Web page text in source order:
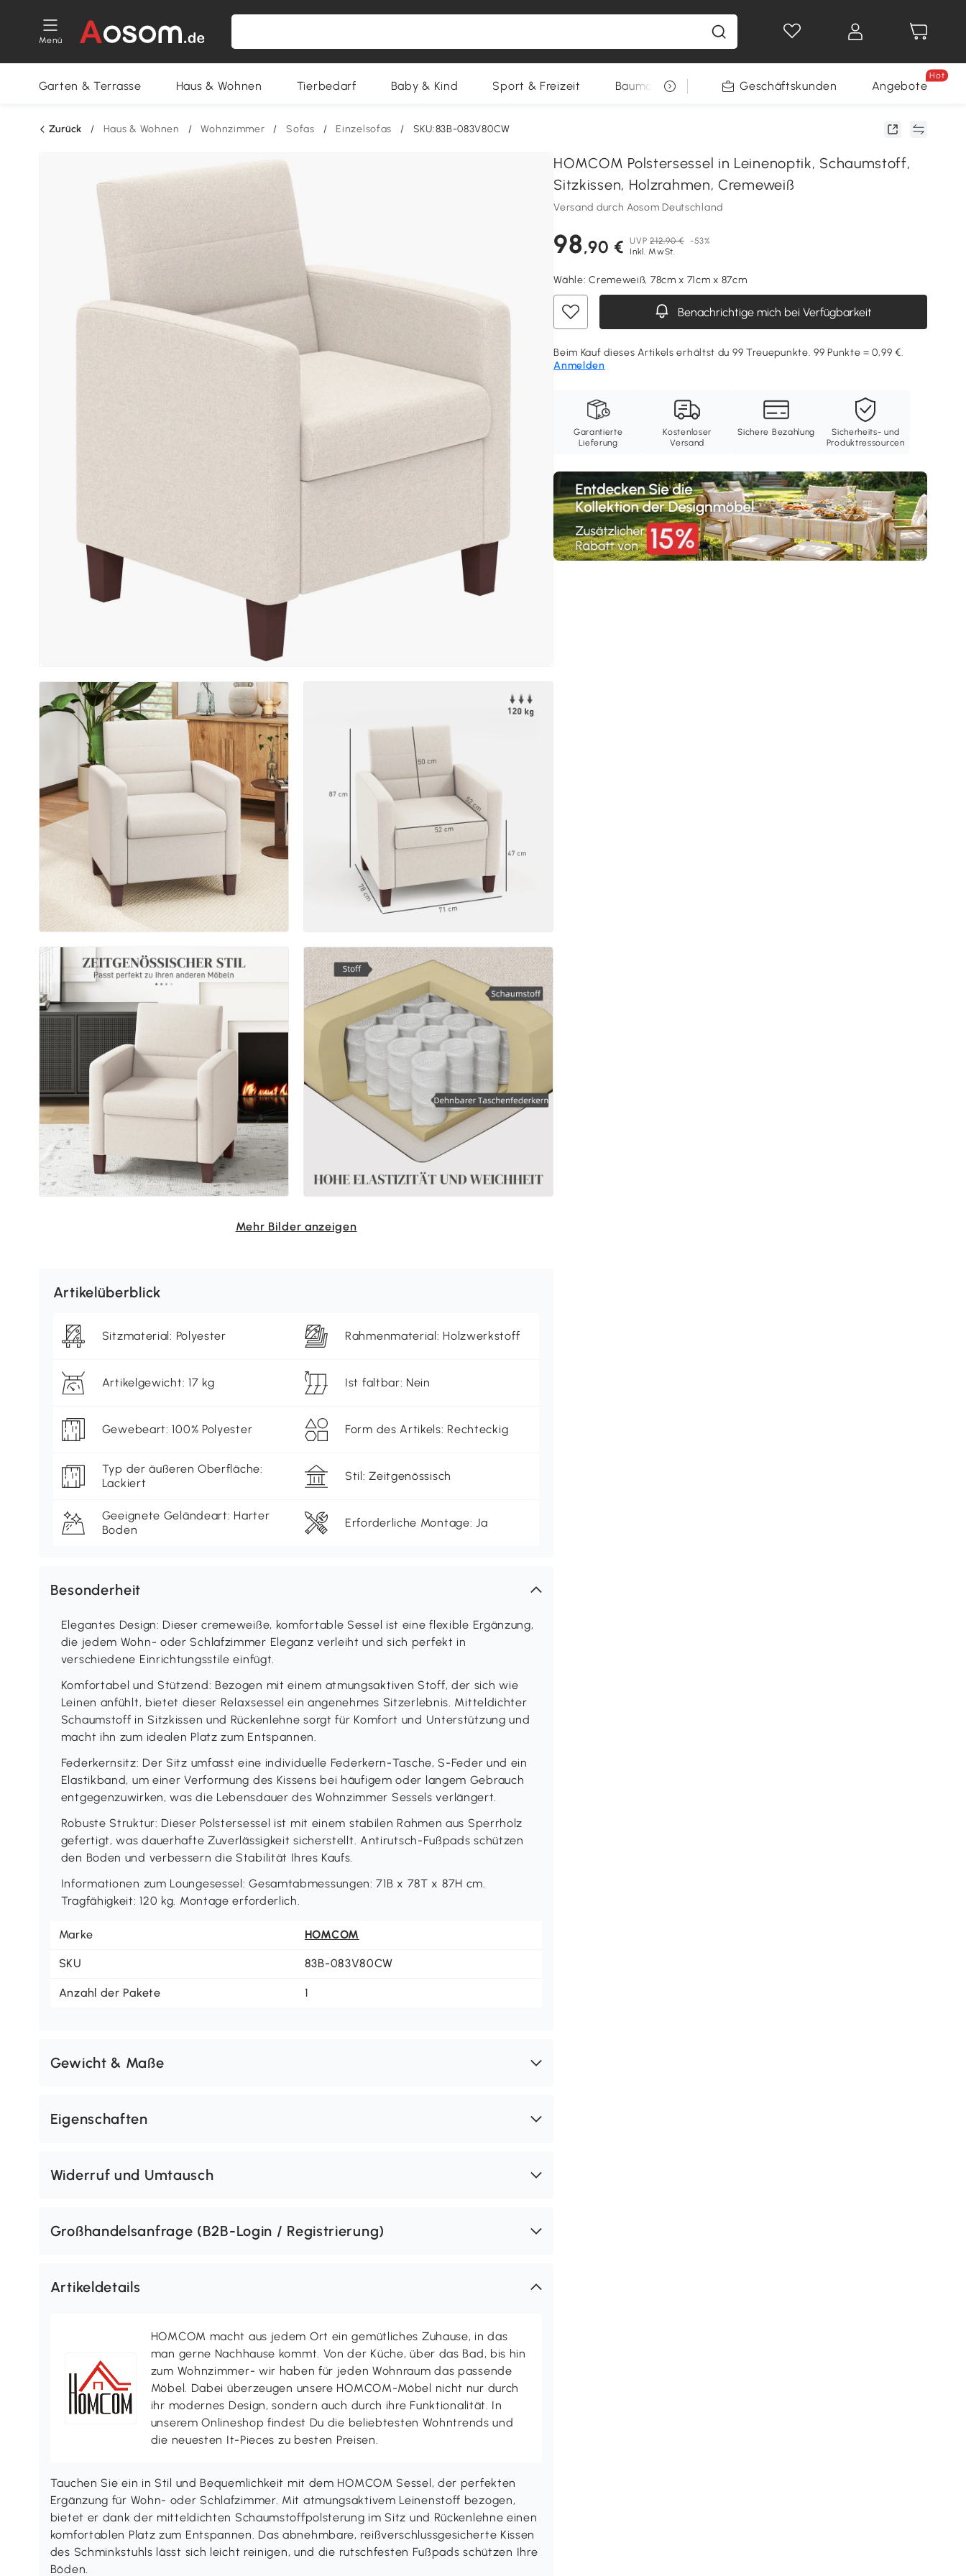
Menü
Gewinnspiele
Garten & Terrasse Haus & Wohnen Tierbedarf Baby & Kind Sport & Freizeit Baumarkt RestpostenGeschäftskunden Angebote
Hot
Zurück / Haus & Wohnen / Wohnzimmer / Sofas / Einzelsofas / SKU:83B-083V80CW
Mehr Bilder anzeigen
Artikelüberblick
Sitzmaterial: Polyester Rahmenmaterial: Holzwerkstoff
Artikelgewicht: 17 kg Ist faltbar: Nein
Gewebeart: 100% Polyester Form des Artikels: Rechteckig
Typ der äußeren Oberfläche:
Lackiert
Stil: Zeitgenössisch
Geeignete Geländeart: Harter
Boden
Erforderliche Montage: Ja
Besonderheit
Elegantes Design: Dieser cremeweiße, komfortable Sessel ist eine flexible Ergänzung,
die jedem Wohn- oder Schlafzimmer Eleganz verleiht und sich perfekt in
verschiedene Einrichtungsstile einfügt.
Komfortabel und Stützend: Bezogen mit einem atmungsaktiven Stoff, der sich wie
Leinen anfühlt, bietet dieser Relaxsessel ein angenehmes Sitzerlebnis. Mitteldichter
Schaumstoff in Sitzkissen und Rückenlehne sorgt für Komfort und Unterstützung und
macht ihn zum idealen Platz zum Entspannen.
Federkernsitz: Der Sitz umfasst eine individuelle Federkern-Tasche, S-Feder und ein
Elastikband, um einer Verformung des Kissens bei häufigem oder langem Gebrauch
entgegenzuwirken, was die Lebensdauer des Wohnzimmer Sessels verlängert.
Robuste Struktur: Dieser Polstersessel ist mit einem stabilen Rahmen aus Sperrholz
gefertigt, was dauerhafte Zuverlässigkeit sicherstellt. Antirutsch-Fußpads schützen
den Boden und verbessern die Stabilität Ihres Kaufs.
Informationen zum Loungesessel: Gesamtabmessungen: 71B x 78T x 87H cm.
Tragfähigkeit: 120 kg. Montage erforderlich.
Marke HOMCOM
SKU 83B-083V80CW
Anzahl der Pakete 1
Gewicht & Maße
Eigenschaften
Widerruf und Umtausch
Großhandelsanfrage (B2B-Login / Registrierung)
Artikeldetails
HOMCOM macht aus jedem Ort ein gemütliches Zuhause, in das
man gerne Nachhause kommt. Von der Küche, über das Bad, bis hin
zum Wohnzimmer- wir haben für jeden Wohnraum das passende
Möbel. Dabei überzeugen unsere HOMCOM-Möbel nicht nur durch
ihr modernes Design, sondern auch durch ihre Funktionalität. In
unserem Onlineshop findest Du die beliebtesten Wohntrends und
die neuesten It-Pieces zu besten Preisen.
Tauchen Sie ein in Stil und Bequemlichkeit mit dem HOMCOM Sessel, der perfekten
Ergänzung für Wohn- oder Schlafzimmer. Mit atmungsaktivem Leinenstoff bezogen,
bietet er dank der mitteldichten Schaumstoffpolsterung im Sitz und Rückenlehne einen
komfortablen Platz zum Entspannen. Das abnehmbare, reißverschlussgesicherte Kissen
des Schminkstuhls lässt sich leicht reinigen, und die rutschfesten Fußpads schützen Ihre
Böden.
HOMCOM Polstersessel in Leinenoptik, Schaumstoff,
Sitzkissen, Holzrahmen, Cremeweiß
Versand durch Aosom Deutschland
98,90 € UVP 212,90 € -53%
Inkl. MwSt.
Wähle:Cremeweiß, 78cm x 71cm x 87cm
Benachrichtige mich bei Verfügbarkeit
Beim Kauf dieses Artikels erhältst du 99 Treuepunkte. 99 Punkte = 0,99 €.
Anmelden
Garantierte
Lieferung
Kostenloser
Versand
Sichere Bezahlung
Sicherheits- und
Produktressourcen